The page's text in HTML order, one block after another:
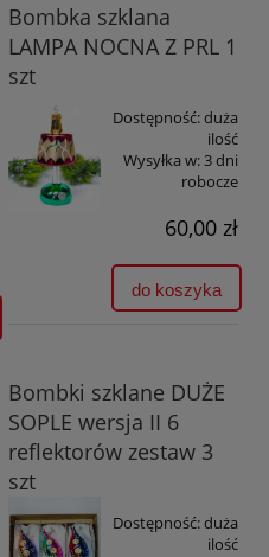
Bombka szklana
LAMPA NOCNA Z PRL 1
szt
Dostępność:duża
ilość
Wysyłka w: 3 dni
robocze
60,00 zł
do koszyka
Bombki szklane DUŻE
SOPLE wersja II 6
reflektorów zestaw 3
szt
Dostępność:duża
ilość